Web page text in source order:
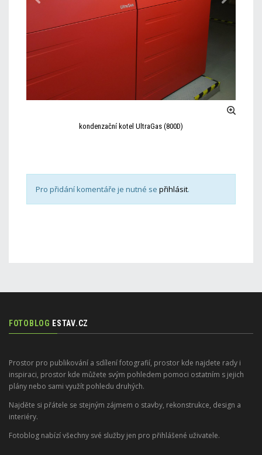
kondenzační kotel UltraGas (800D)
Pro přidání komentáře je nutné se přihlásit.
FOTOBLOG ESTAV.CZ
Prostor pro publikování a sdílení fotografií, prostor kde najdete rady i
inspiraci, prostor kde můžete svým pohledem pomoci ostatním s jejich
plány nebo sami využít pohledu druhých.
Najděte si přátele se stejným zájmem o stavby, rekonstrukce, design a
interiéry.
Fotoblog nabízí všechny své služby jen pro přihlášené uživatele.